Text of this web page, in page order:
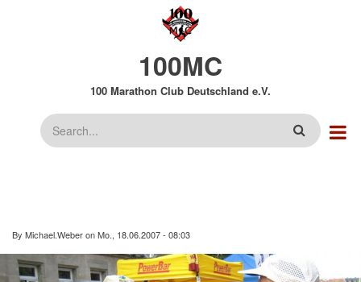
100MC
100 Marathon Club Deutschland e.V.
Suche
By Michael.WeberonMo., 18.06.2007 - 08:03